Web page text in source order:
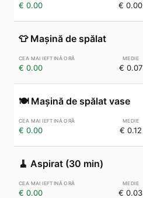
€ 0.00 € 0.00
👕 Mașină de spălat
€ 0.00 € 0.07
🍽️ Mașină de spălat vase
€ 0.00 € 0.12
🧹 Aspirat (30 min)
€ 0.00 € 0.03